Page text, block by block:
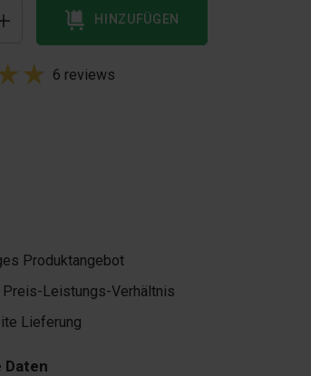
HINZUFÜGEN
6 reviews
Produktangebot
Leistungs-Verhältnis
Lieferung
Daten